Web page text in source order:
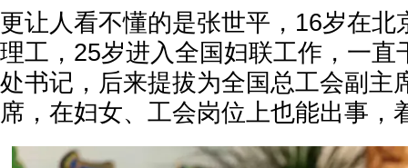
更让人看不懂的是张世平，16岁在北
理工，25岁进入全国妇联工作，一直
处书记，后来提拔为全国总工会副主
席，在妇女、工会岗位上也能出事，